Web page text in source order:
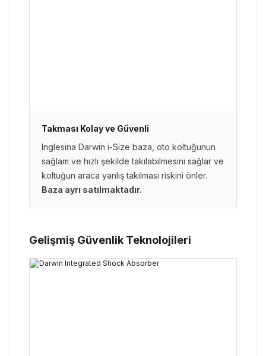
Takması Kolay ve Güvenli
Inglesina Darwin i-Size baza, oto koltuğunun
sağlam ve hızlı şekilde takılabilmesini sağlar ve
koltuğun araca yanlış takılması riskini önler.
Baza ayrı satılmaktadır.
Gelişmiş Güvenlik Teknolojileri